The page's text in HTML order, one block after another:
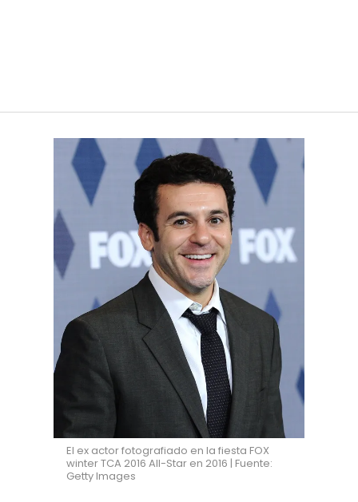
El ex actor fotografiado en la fiesta FOX
winter TCA 2016 All-Star en 2016 | Fuente:
Getty Images